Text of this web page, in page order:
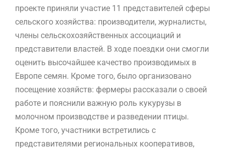
проекте приняли участие 11 представителей сферы
сельского хозяйства: производители, журналисты,
члены сельскохозяйственных ассоциаций и
представители властей. В ходе поездки они смогли
оценить высочайшее качество производимых в
Европе семян. Кроме того, было организовано
посещение хозяйств: фермеры рассказали о своей
работе и пояснили важную роль кукурузы в
молочном производстве и разведении птицы.
Кроме того, участники встретились с
представителями региональных кооперативов,